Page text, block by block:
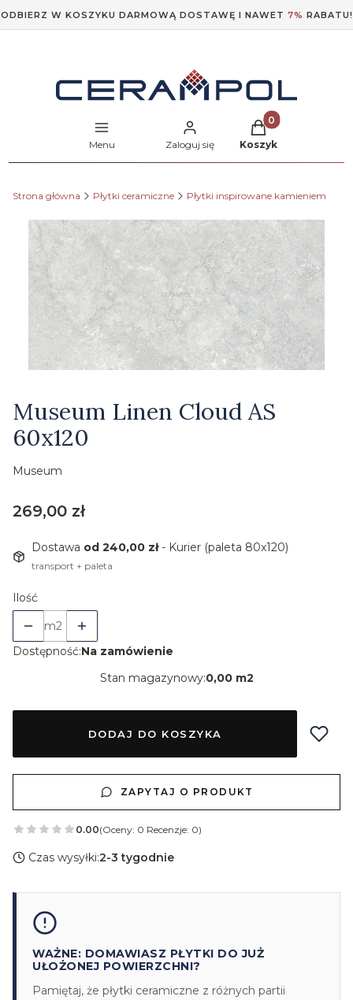
ODBIERZ W KOSZYKU DARMOWĄ DOSTAWĘ I NAWET 7% RABATU!
Menu Zaloguj się
Produkty w
Koszyk
Strona główna Płytki ceramiczne Płytki inspirowane kamieniem
Museum Linen Cloud AS
60x120
Museum
Cena
269,00 zł
Dostawa od 240,00 zł- Kurier (paleta 80x120)
transport + paleta
Ilość
m2
Dostępność:Na zamówienie
Stan magazynowy:0,00 m2
DODAJ DO KOSZYKA
ZAPYTAJ O PRODUKT
0.00(Oceny: 0 Recenzje: 0)
Czas wysyłki:2-3 tygodnie
WAŻNE: DOMAWIASZ PŁYTKI DO JUŻ
UŁOŻONEJ POWIERZCHNI?
Pamiętaj, że płytki ceramiczne z różnych partii